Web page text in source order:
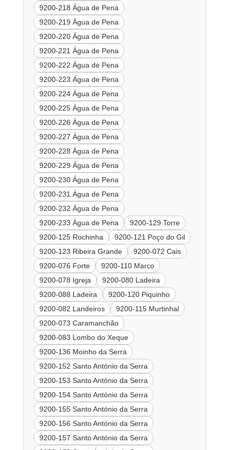
9200-218 Água de Pena
9200-219 Água de Pena
9200-220 Água de Pena
9200-221 Água de Pena
9200-222 Água de Pena
9200-223 Água de Pena
9200-224 Água de Pena
9200-225 Água de Pena
9200-226 Água de Pena
9200-227 Água de Pena
9200-228 Água de Pena
9200-229 Água de Pena
9200-230 Água de Pena
9200-231 Água de Pena
9200-232 Água de Pena
9200-233 Água de Pena
9200-129 Torre
9200-125 Rochinha
9200-121 Poço do Gil
9200-123 Ribeira Grande
9200-072 Cais
9200-076 Forte
9200-110 Marco
9200-078 Igreja
9200-080 Ladeira
9200-088 Ladeira
9200-120 Piquinho
9200-082 Landeiros
9200-115 Murtinhal
9200-073 Caramanchão
9200-083 Lombo do Xeque
9200-136 Moinho da Serra
9200-152 Santo António da Serra
9200-153 Santo António da Serra
9200-154 Santo António da Serra
9200-155 Santo António da Serra
9200-156 Santo António da Serra
9200-157 Santo António da Serra